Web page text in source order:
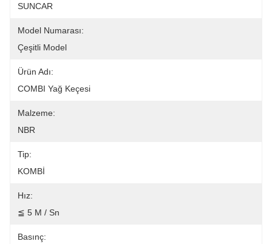
SUNCAR
Model Numarası:
Çeşitli Model
Ürün Adı:
COMBI Yağ Keçesi
Malzeme:
NBR
Tip:
KOMBİ
Hız:
≦ 5 M / Sn
Basınç: